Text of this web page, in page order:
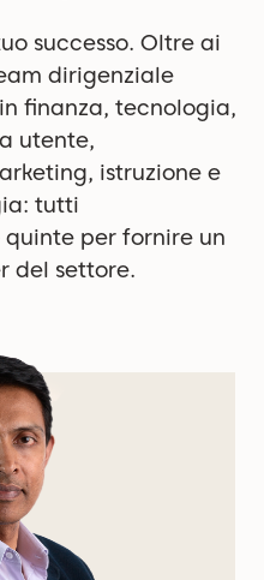
successo. Oltre ai
dirigenziale
finanza, tecnologia,
utente,
istruzione e
tutti
per fornire un
del settore.